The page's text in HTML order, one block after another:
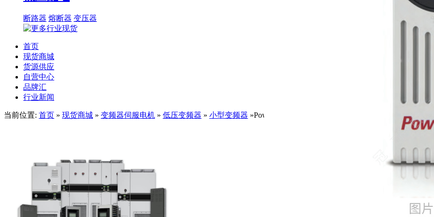
断路器 熔断器 变压器
首页
现货商城
货源供应
自营中心
品牌汇
行业新闻
当前位置: 首页 » 现货商城 » 变频器伺服电机 » 低压变频器 » 小型变频器 »PowerFlex75520G11BC1K6JN0NNNNN/AB罗克韦尔